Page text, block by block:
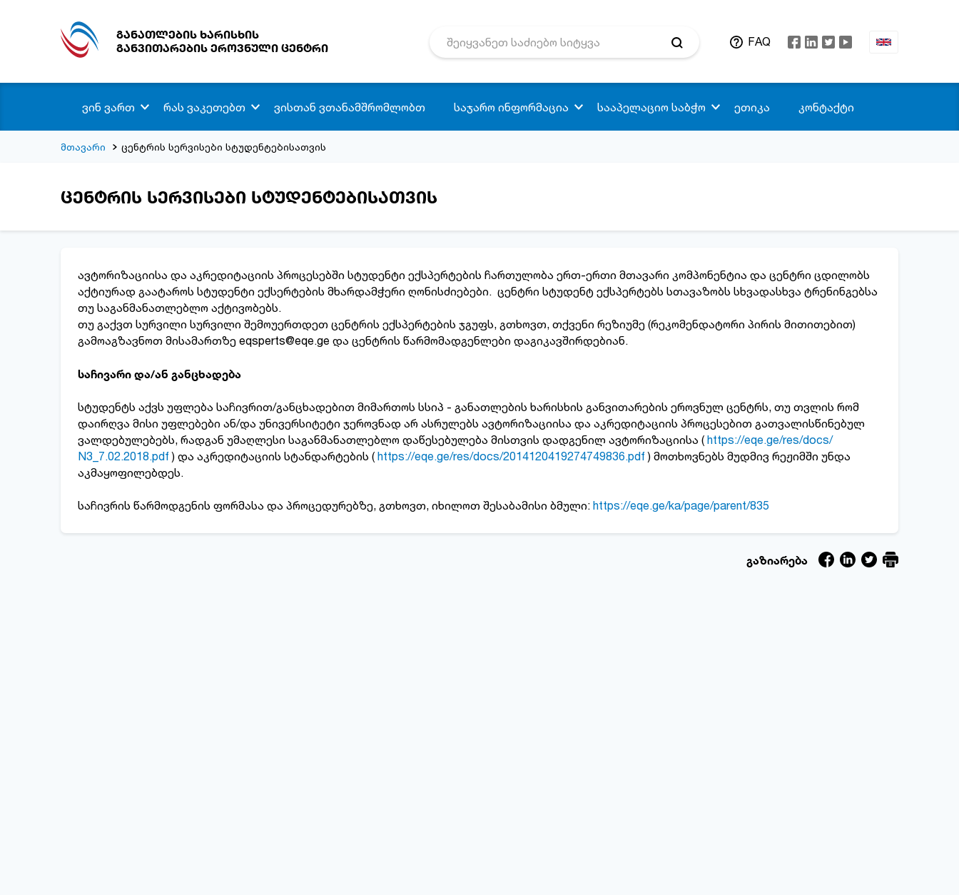
განათლების ხარისხის
განვითარების ეროვნული ცენტრი
FAQ
ვინ ვართ რას ვაკეთებთ ვისთან ვთანამშრომლობთ საჯარო ინფორმაცია სააპელაციო საბჭო ეთიკა კონტაქტი
მთავარი ცენტრის სერვისები სტუდენტებისათვის
ცენტრის სერვისები სტუდენტებისათვის
ავტორიზაციისა და აკრედიტაციის პროცესებში სტუდენტი ექსპერტების ჩართულობა ერთ-ერთი მთავარი კომპონენტია და ცენტრი ცდილობს
აქტიურად გაატაროს სტუდენტი ექსერტების მხარდამჭერი ღონისძიებები. ცენტრი სტუდენტ ექსპერტებს სთავაზობს სხვადასხვა ტრენინგებსა
თუ საგანმანათლებლო აქტივობებს.
თუ გაქვთ სურვილი სურვილი შემოუერთდეთ ცენტრის ექსპერტების ჯგუფს, გთხოვთ, თქვენი რეზიუმე (რეკომენდატორი პირის მითითებით)
გამოაგზავნოთ მისამართზე eqsperts@eqe.ge და ცენტრის წარმომადგენლები დაგიკავშირდებიან.
საჩივარი და/ან განცხადება
სტუდენტს აქვს უფლება საჩივრით/განცხადებით მიმართოს სსიპ - განათლების ხარისხის განვითარების ეროვნულ ცენტრს, თუ თვლის რომ
დაირღვა მისი უფლებები ან/და უნივერსიტეტი ჯეროვნად არ ასრულებს ავტორიზაციისა და აკრედიტაციის პროცესებით გათვალისწინებულ
ვალდებულებებს, რადგან უმაღლესი საგანმანათლებლო დაწესებულება მისთვის დადგენილ ავტორიზაციისა ( https://eqe.ge/res/docs/
N3_7.02.2018.pdf) და აკრედიტაციის სტანდარტების ( https://eqe.ge/res/docs/2014120419274749836.pdf) მოთხოვნებს მუდმივ რეჟიმში უნდა
აკმაყოფილებდეს.
საჩივრის წარმოდგენის ფორმასა და პროცედურებზე, გთხოვთ, იხილოთ შესაბამისი ბმული: https://eqe.ge/ka/page/parent/835
გაზიარება